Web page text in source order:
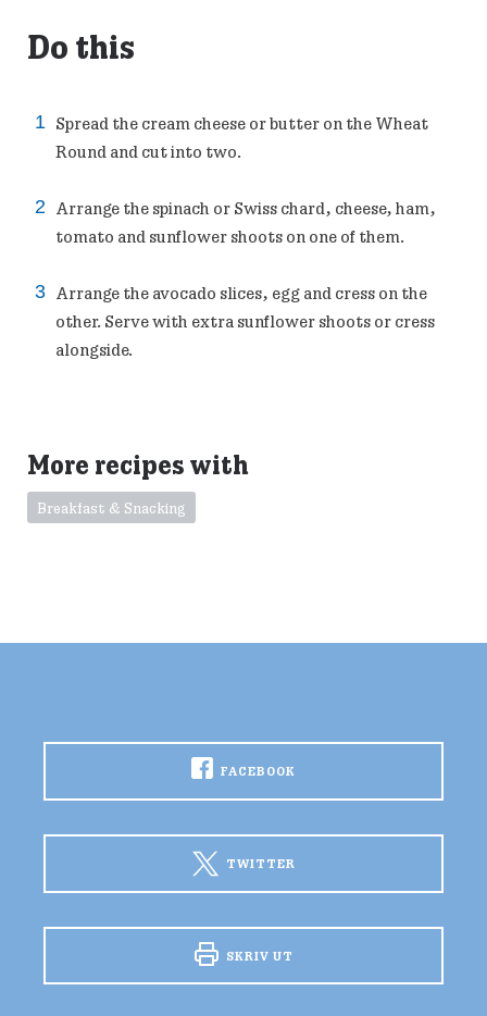
Do this
Spread the cream cheese or butter on the Wheat
Round and cut into two.
Arrange the spinach or Swiss chard, cheese, ham,
tomato and sunflower shoots on one of them.
Arrange the avocado slices, egg and cress on the
other. Serve with extra sunflower shoots or cress
alongside.
More recipes with
Breakfast & Snacking
FACEBOOK
TWITTER
SKRIV UT